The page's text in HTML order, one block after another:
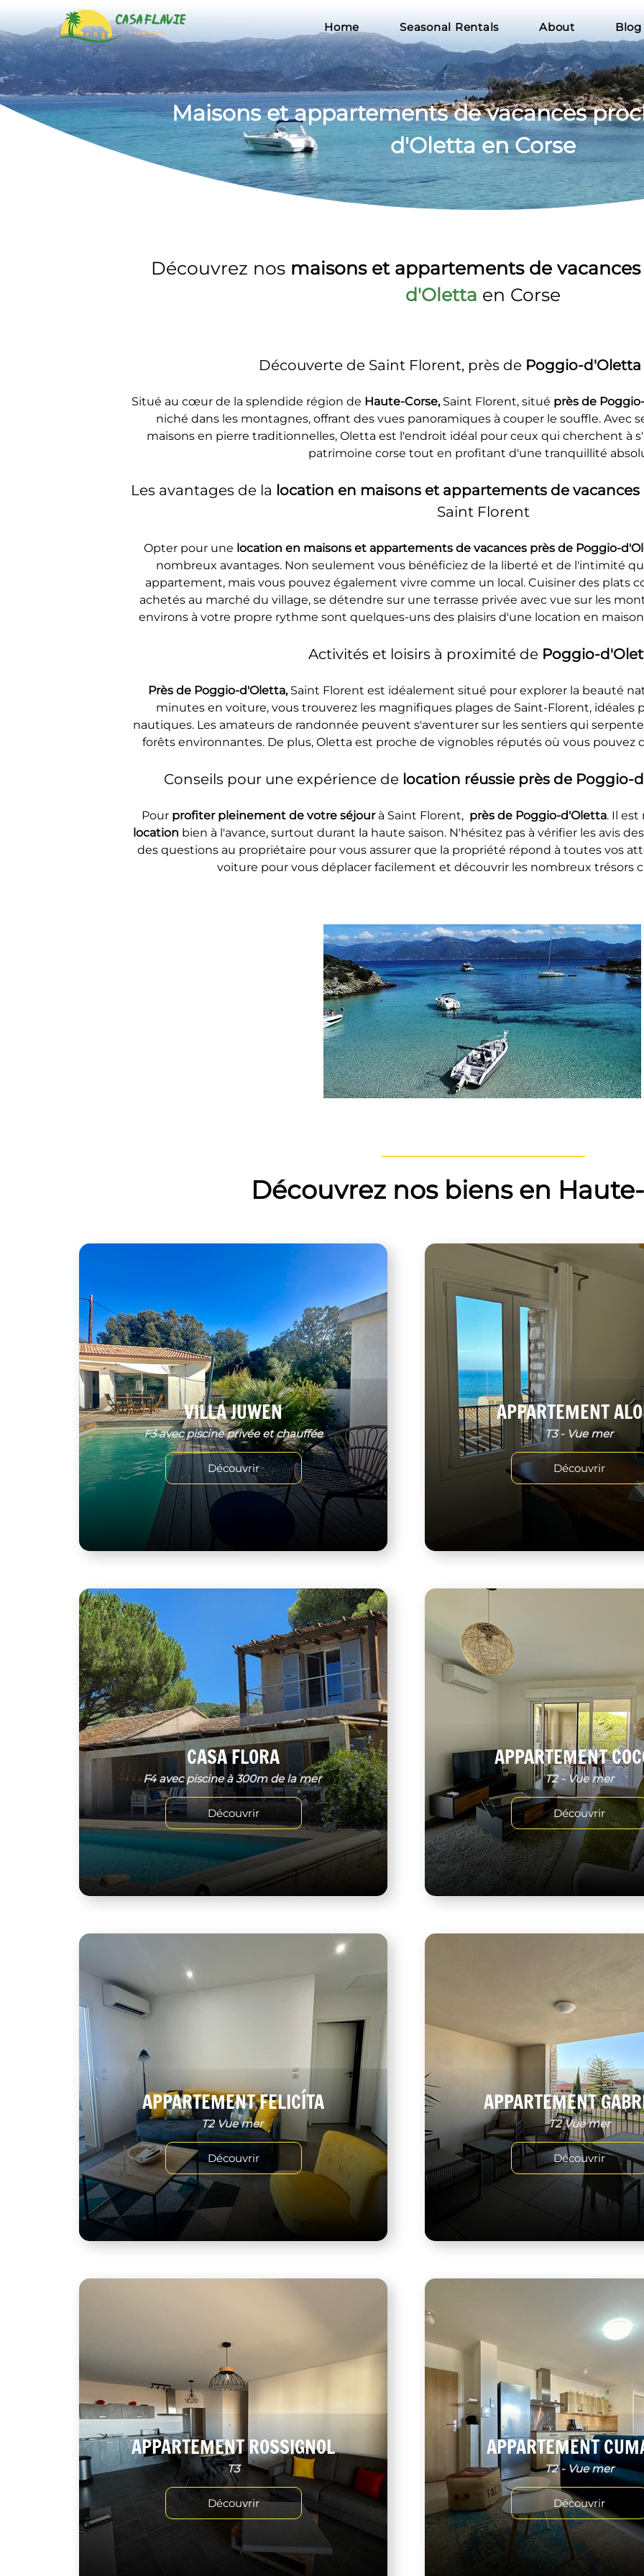
Home Seasonal Rentals About Blog
Maisons et appartements de vacances
d'Oletta en Corse
Découvrez nos maisons et appartements de vacances
d'Oletta en Corse
Découverte de Saint Florent, près de Poggio-d'Oletta
Situé au cœur de la splendide région de Haute-Corse, Saint Florent, situé près de
niché dans les montagnes, offrant des vues panoramiques à couper le souffle. Avec
maisons en pierre traditionnelles, Oletta est l'endroit idéal pour ceux qui cherchent à
patrimoine corse tout en profitant d'une tranquillité
Les avantages de la location en maisons et appartements de
Saint Florent
Opter pour une location en maisons et appartements de vacances près de Poggio-
nombreux avantages. Non seulement vous bénéficiez de la liberté et de l'intimité
appartement, mais vous pouvez également vivre comme un local. Cuisiner des plats
achetés au marché du village, se détendre sur une terrasse privée avec vue sur les
environs à votre propre rythme sont quelques-uns des plaisirs d'une location en
Activités et loisirs à proximité de Poggio-
Près de Poggio-d'Oletta, Saint Florent est idéalement situé pour explorer la beauté
minutes en voiture, vous trouverez les magnifiques plages de Saint-Florent, idéales
nautiques. Les amateurs de randonnée peuvent s'aventurer sur les sentiers qui
forêts environnantes. De plus, Oletta est proche de vignobles réputés où vous pouvez
Conseils pour une expérience de location réussie près de Poggio-
Pour profiter pleinement de votre séjour à Saint Florent, près de Poggio-d'Oletta. Il
location bien à l'avance, surtout durant la haute saison. N'hésitez pas à vérifier les avis
des questions au propriétaire pour vous assurer que la propriété répond à toutes vos
voiture pour vous déplacer facilement et découvrir les nombreux trésors
Découvrez nos biens en
VILLA JUWEN
F3 avec piscine privée et chauffée
Découvrir
APPARTEMENT
T3 - Vue mer
Découvrir
CASA FLORA
F4 avec piscine à 300m de la mer
Découvrir
APPARTEMENT
T2 - Vue mer
Découvrir
APPARTEMENT FELICÍTA
T2 Vue mer
Découvrir
APPARTEMENT
T2 Vue mer
Découvrir
APPARTEMENT ROSSIGNOL
T3
Découvrir
APPARTEMENT
T2 - Vue mer
Découvrir